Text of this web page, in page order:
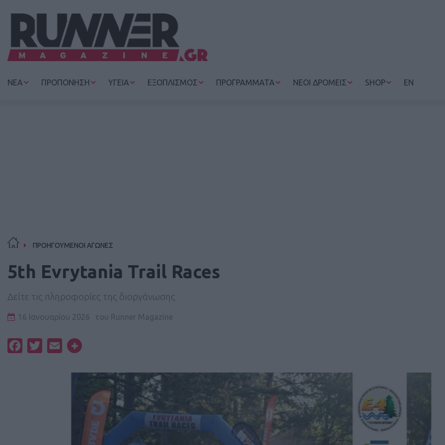
ΝΕΑ ΠΡΟΠΟΝΗΣΗ ΥΓΕΙΑ ΕΞΟΠΛΙΣΜΟΣ ΠΡΟΓΡΑΜΜΑΤΑ ΝΕΟΙ ΔΡΟΜΕΙΣ SHOP EN
ΠΡΟΗΓΟΥΜΕΝΟΙ ΑΓΩΝΕΣ
5th Evrytania Trail Races
Δείτε τις πληροφορίες της διοργάνωσης
16 Ιανουαρίου 2026 του Runner Magazine
FacebookTwitterEmail